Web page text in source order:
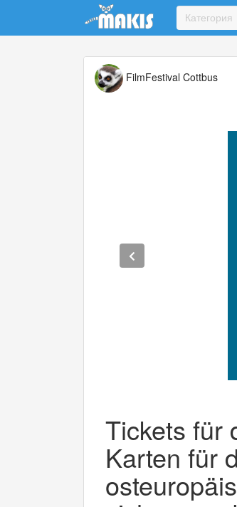
Update cookies preferences
Категория
FilmFestival Cottbus
Tickets für
Karten für